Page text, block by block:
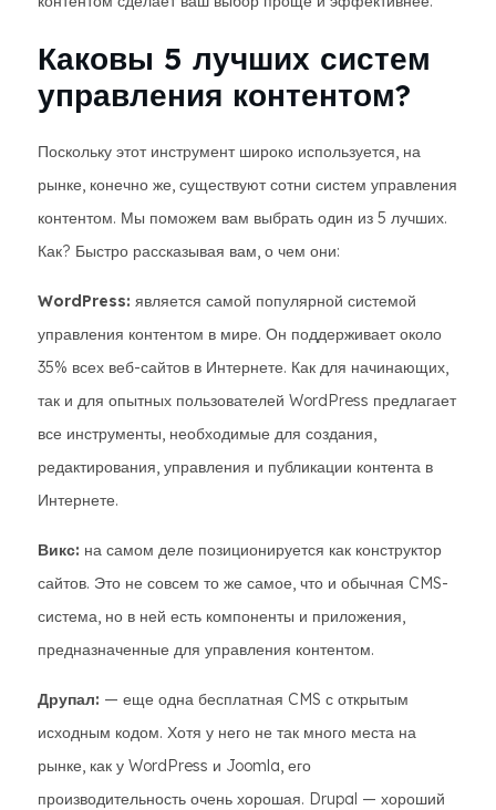
Каковы 5 лучших систем
управления контентом?
Поскольку этот инструмент широко используется, на
рынке, конечно же, существуют сотни систем управления
контентом. Мы поможем вам выбрать один из 5 лучших.
Как? Быстро рассказывая вам, о чем они:
WordPress: является самой популярной системой
управления контентом в мире. Он поддерживает около
35% всех веб-сайтов в Интернете. Как для начинающих,
так и для опытных пользователей WordPress предлагает
все инструменты, необходимые для создания,
редактирования, управления и публикации контента в
Интернете.
Викс: на самом деле позиционируется как конструктор
сайтов. Это не совсем то же самое, что и обычная CMS-
система, но в ней есть компоненты и приложения,
предназначенные для управления контентом.
Друпал: — еще одна бесплатная CMS с открытым
исходным кодом. Хотя у него не так много места на
рынке, как у WordPress и Joomla, его
производительность очень хорошая. Drupal — хороший